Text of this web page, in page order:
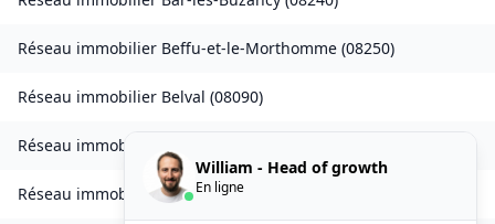
Réseau immobilier Beffu-et-le-Morthomme (08250)
Réseau immobilier Belval (08090)
Réseau immobilier
Réseau immobilierBourcq (08400
William - Head of growth
En ligne